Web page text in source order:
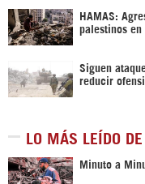
HAMAS:
palestinos en
Siguen
reducir
LO MÁS LEÍDO
Minuto a